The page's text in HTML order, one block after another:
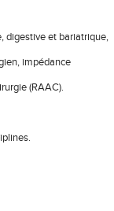
digestive et bariatrique,
impédance
(RAAC).